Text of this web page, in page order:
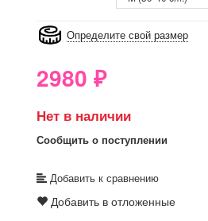
Определите свой размер
2980 ₽
Нет в наличии
Сообщить о поступлении
Добавить к сравнению
Добавить в отложенные